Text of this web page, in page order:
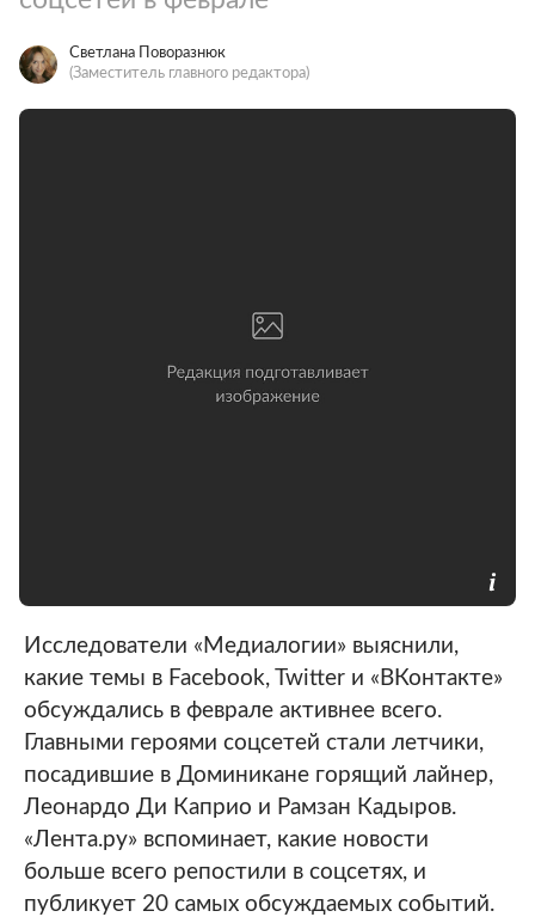
Светлана Поворазнюк
(Заместитель главного редактора)
Исследователи «Медиалогии» выяснили,
какие темы в Facebook, Twitter и «ВКонтакте»
обсуждались в феврале активнее всего.
Главными героями соцсетей стали летчики,
посадившие в Доминикане горящий лайнер,
Леонардо Ди Каприо и Рамзан Кадыров.
«Лента.ру» вспоминает, какие новости
больше всего репостили в соцсетях, и
публикует 20 самых обсуждаемых событий.